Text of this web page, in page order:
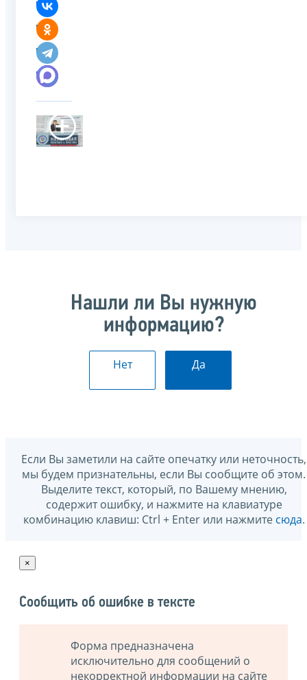
Нашли ли Вы нужную
информацию?
Нет Да
Если Вы заметили на сайте опечатку или неточность,
мы будем признательны, если Вы сообщите об этом.
Выделите текст, который, по Вашему мнению,
содержит ошибку, и нажмите на клавиатуре
комбинацию клавиш: Ctrl + Enter или нажмите сюда.
×
Сообщить об ошибке в тексте
Форма предназначена
исключительно для сообщений о
некорректной информации на сайте